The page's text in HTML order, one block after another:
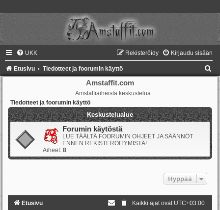
UKK Kirjaudu sisään
Rekisteröidy
Etusivu Tiedotteet ja foorumin käyttö
Amstaffit.com
Amstaffiaiheista keskustelua
Tiedotteet ja foorumin käyttö
Keskustelualue
Forumin käytöstä
LUE TÄÄLTÄ FOORUMIN OHJEET JA SÄÄNNÖT
ENNEN REKISTERÖITYMISTÄ!
Aiheet: 8
Hyppää
Etusivu Kaikki ajat ovat UTC+03:00